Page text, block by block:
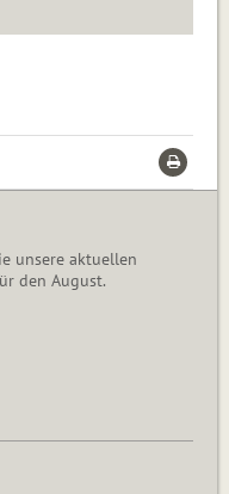
unsere aktuellen
den August.